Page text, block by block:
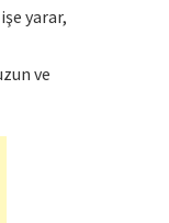
yarar,
ve